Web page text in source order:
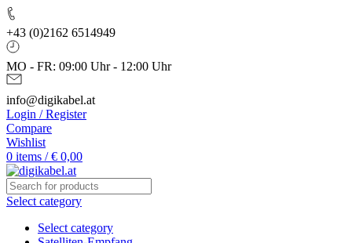
+43 (0)2162 6514949
MO - FR: 09:00 Uhr - 12:00 Uhr
info@digikabel.at
Login / Register
Compare
Wishlist
0 items / € 0,00
Select category
Select category